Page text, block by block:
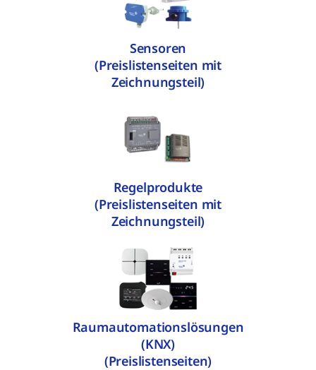
Sensoren
(Preislistenseiten mit
Zeichnungsteil)
Regelprodukte
(Preislistenseiten mit
Zeichnungsteil)
Raumautomationslösungen
(KNX)
(Preislistenseiten)